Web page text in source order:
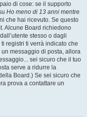
di cose: se il supporto
Ho meno di 13 anni mentre
che hai ricevuto. Se questo
Alcune Board richiedono
stesso o dagli
registri ti verrà indicato che
messaggio di posta, allora
sei sicuro che il tuo
serve a ridurre la
Board.) Se sei sicuro che
prova a contattare un